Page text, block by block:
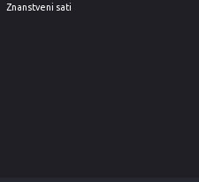
Znanstveni sati